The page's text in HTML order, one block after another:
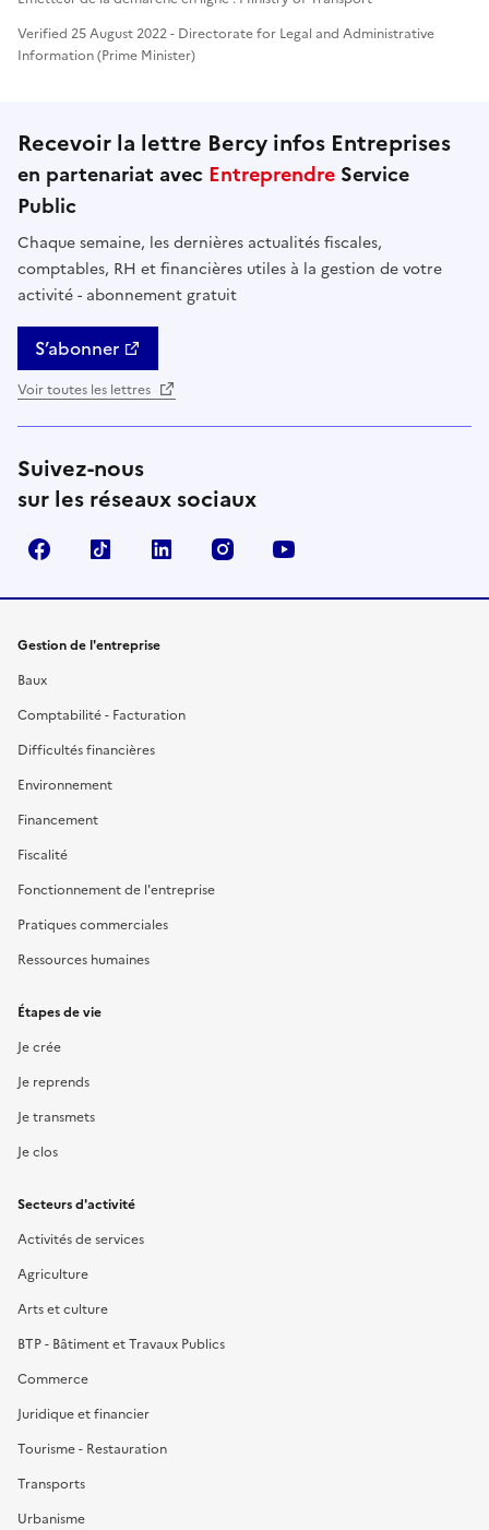
Verified 25 August 2022 - Directorate for Legal and Administrative
Information (Prime Minister)
Recevoir la lettre Bercy infos Entreprises
en partenariat avec Entreprendre Service
Public
Chaque semaine, les dernières actualités fiscales,
comptables, RH et financières utiles à la gestion de votre
activité - abonnement gratuit
S’abonner
Voir toutes les lettres
Suivez-nous
sur les réseaux sociaux
FacebookTikTok Linkedin Instagram
Gestion de l'entreprise
Baux
Comptabilité - Facturation
Difficultés financières
Environnement
Financement
Fiscalité
Fonctionnement de l'entreprise
Pratiques commerciales
Ressources humaines
Étapes de vie
Je crée
Je reprends
Je transmets
Je clos
Secteurs d'activité
Activités de services
Agriculture
Arts et culture
BTP - Bâtiment et Travaux Publics
Commerce
Juridique et financier
Tourisme - Restauration
Transports
Urbanisme